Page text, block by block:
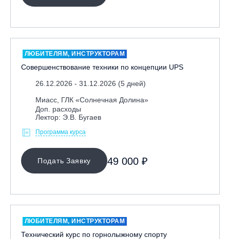
ЛЮБИТЕЛЯМ, ИНСТРУКТОРАМ
Совершенствование техники по концепции UPS
26.12.2026 - 31.12.2026 (5 дней)
Миасс, ГЛК «Солнечная Долина»
Доп. расходы
Лектор: Э.В. Бугаев
Программа курса
Подать Заявку 49 000 ₽
ЛЮБИТЕЛЯМ, ИНСТРУКТОРАМ
Технический курс по горнолыжному спорту